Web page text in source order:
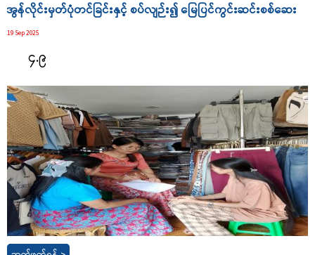
အွန်လိုင်းမှတ်ပုံတင်ခြင်းနှင့် စပ်လျဉ်း၍ မြေပြင်ကွင်းဆင်းစစ်ဆေး
19 Sep 2025
၄.၉